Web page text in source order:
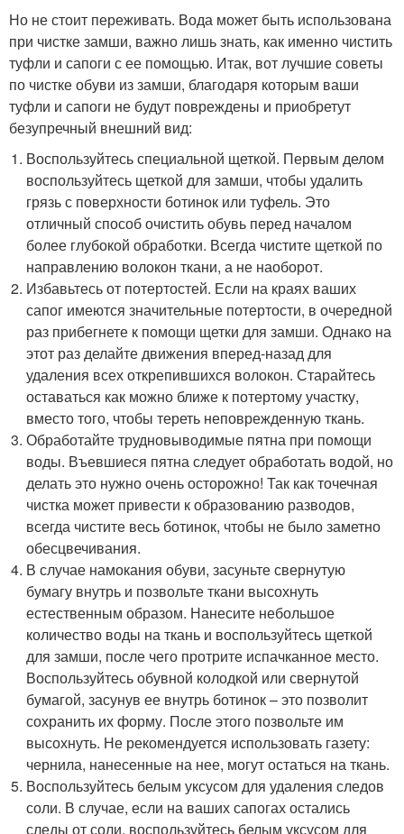
Но не стоит переживать. Вода может быть использована
при чистке замши, важно лишь знать, как именно чистить
туфли и сапоги с ее помощью. Итак, вот лучшие советы
по чистке обуви из замши, благодаря которым ваши
туфли и сапоги не будут повреждены и приобретут
безупречный внешний вид:
Воспользуйтесь специальной щеткой. Первым делом
воспользуйтесь щеткой для замши, чтобы удалить
грязь с поверхности ботинок или туфель. Это
отличный способ очистить обувь перед началом
более глубокой обработки. Всегда чистите щеткой по
направлению волокон ткани, а не наоборот.
Избавьтесь от потертостей. Если на краях ваших
сапог имеются значительные потертости, в очередной
раз прибегнете к помощи щетки для замши. Однако на
этот раз делайте движения вперед-назад для
удаления всех открепившихся волокон. Старайтесь
оставаться как можно ближе к потертому участку,
вместо того, чтобы тереть неповрежденную ткань.
Обработайте трудновыводимые пятна при помощи
воды. Въевшиеся пятна следует обработать водой, но
делать это нужно очень осторожно! Так как точечная
чистка может привести к образованию разводов,
всегда чистите весь ботинок, чтобы не было заметно
обесцвечивания.
В случае намокания обуви, засуньте свернутую
бумагу внутрь и позвольте ткани высохнуть
естественным образом. Нанесите небольшое
количество воды на ткань и воспользуйтесь щеткой
для замши, после чего протрите испачканное место.
Воспользуйтесь обувной колодкой или свернутой
бумагой, засунув ее внутрь ботинок – это позволит
сохранить их форму. После этого позвольте им
высохнуть. Не рекомендуется использовать газету:
чернила, нанесенные на нее, могут остаться на ткань.
Воспользуйтесь белым уксусом для удаления следов
соли. В случае, если на ваших сапогах остались
следы от соли, воспользуйтесь белым уксусом для